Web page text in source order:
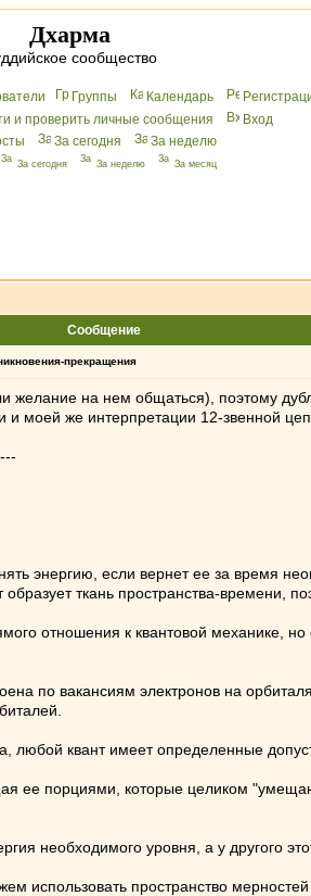
Дхарма
сообщество
Группы Календарь
и проверить личные сообщения
Вхoд
За сегодня За неделю
За сегодня За неделю За месяц
Сообщение
прекращения
желание на нем общаться), поэтому
моей же интерпретации 12-звенной
энергию, если вернет ее за время
образует ткань пространства-времени,
отношения к квантовой механике,
по вакансиям электронов на
квант имеет определенные
ее порциями, которые целиком
необходимого уровня, а у другого
пространство